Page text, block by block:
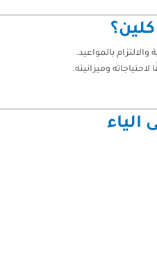
والالتزام بالمواعيد.
وميزانيته.
الياء